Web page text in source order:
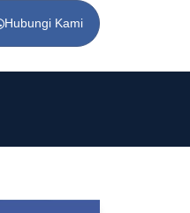
Hubungi Kami